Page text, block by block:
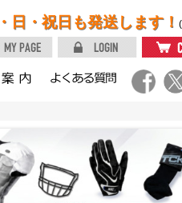
日・祝日も発送します！